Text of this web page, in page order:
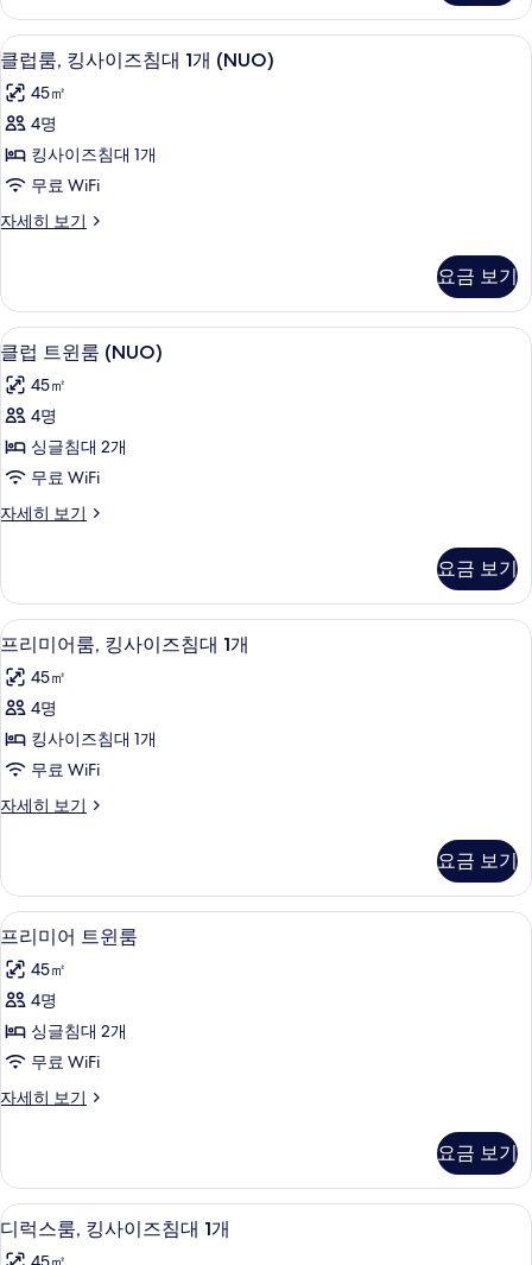
히
보
기
클
럽
룸,
킹
사
이
즈
대
개
(NUO)
사
진
모
두
11
클럽룸, 킹사이즈침대 1개 (NUO)
45㎡
4명
킹사이즈침대 1개
무료 WiFi
자세히 보기
클
사
이
즈
대
(NUO)
자
히
요금 보기
클
럽
트
윈
룸
(NUO)
사
모
두
보
기
10
클럽 트윈룸 (NUO)
45㎡
4명
싱글침대 2개
무료 WiFi
자세히 보기
클
룸
(NUO)
자
히
보
요금 보기
프
리
미
어
룸,
킹
사
즈
침
대
1
개
사
진
모
기
10
프리미어룸, 킹사이즈침대 1개
45㎡
4명
킹사이즈침대 1개
무료 WiFi
자세히 보기
프
룸,
킹
사
즈
침
개
세
요금 보기
프
리
미
어
트
윈
룸
진
모
두
9
프리미어 트윈룸
45㎡
4명
싱글침대 2개
무료 WiFi
자세히 보기
프
트
윈
룸
자
요금 보기
디
럭
11
디럭스룸, 킹사이즈침대 1개